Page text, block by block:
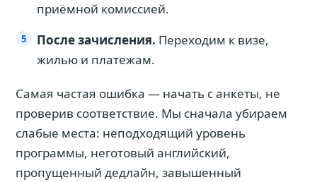
приёмной комиссией.
После зачисления. Переходим к визе,
жилью и платежам.
Самая частая ошибка — начать с анкеты, не
проверив соответствие. Мы сначала убираем
слабые места: неподходящий уровень
программы, неготовый английский,
пропущенный дедлайн, завышенный